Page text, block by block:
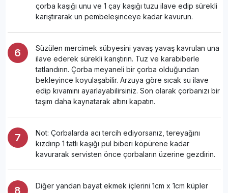
çorba kaşığı unu ve 1 çay kaşığı tuzu ilave edip sürekli
karıştırarak un pembeleşinceye kadar kavurun.
Süzülen mercimek sübyesini yavaş yavaş kavrulan una
ilave ederek sürekli karıştırın. Tuz ve karabiberle
tatlandırın. Çorba meyaneli bir çorba olduğundan
bekleyince koyulaşabilir. Arzuya göre sıcak su ilave
edip kıvamını ayarlayabilirsiniz. Son olarak çorbanızı bir
taşım daha kaynatarak altını kapatın.
Not: Çorbalarda acı tercih ediyorsanız, tereyağını
kızdırıp 1 tatlı kaşığı pul biberi köpürene kadar
kavurarak servisten önce çorbaların üzerine gezdirin.
Diğer yandan bayat ekmek içlerini 1cm x 1cm küpler